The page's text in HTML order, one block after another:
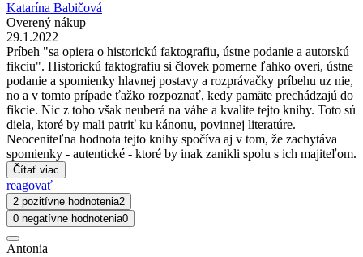
Katarína Babičová
Overený nákup
29.1.2022
Príbeh "sa opiera o historickú faktografiu, ústne podanie a autorskú
fikciu". Historickú faktografiu si človek pomerne ľahko overi, ústne
podanie a spomienky hlavnej postavy a rozprávačky príbehu uz nie,
no a v tomto prípade ťažko rozpoznať, kedy pamäte prechádzajú do
fikcie. Nic z toho však neuberá na váhe a kvalite tejto knihy. Toto sú
diela, ktoré by mali patriť ku kánonu, povinnej literatúre.
Neoceniteľna hodnota tejto knihy spočíva aj v tom, že zachytáva
spomienky - autentické - ktoré by inak zanikli spolu s ich majiteľom.
Čítať viac
reagovať
2 pozitívne hodnotenia2
0 negatívne hodnotenia0
Antonia